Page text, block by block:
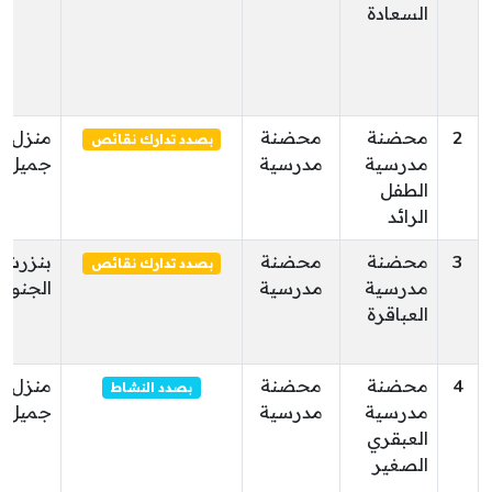
السعادة
2
محضنة
مدرسية
الطفل
الرائد
محضنة
مدرسية
بصدد تدارك نقائص
منزل
جميل
3
محضنة
مدرسية
العباقرة
محضنة
مدرسية
بصدد تدارك نقائص
بنزرت
4
محضنة
مدرسية
العبقري
الصغير
محضنة
مدرسية
بصدد النشاط
منزل
جميل